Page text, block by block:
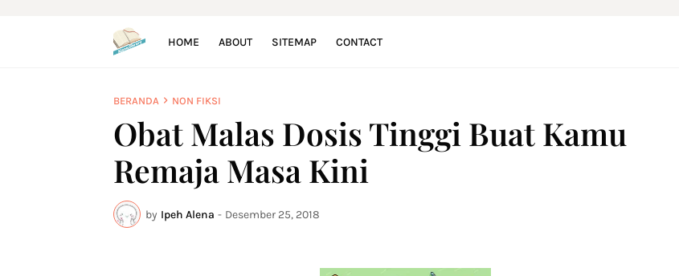
HOME ABOUT SITEMAP CONTACT
BERANDA NON FIKSI
Obat Malas Dosis Tinggi Buat Kamu
Remaja Masa Kini
by Ipeh Alena - Desember 25, 2018